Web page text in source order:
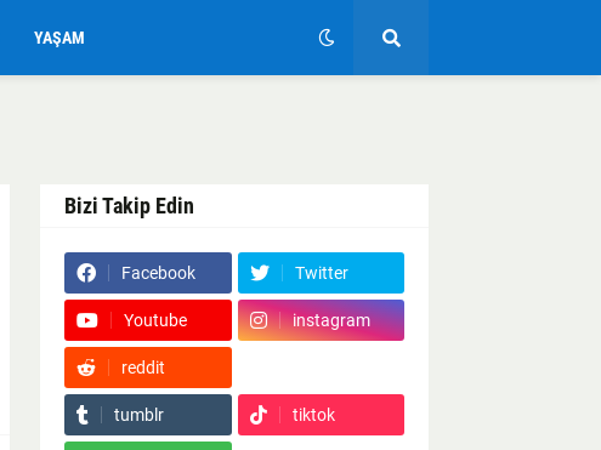
YAŞAM
Bizi Takip Edin
Facebook Twitter
Youtube instagram
reddit
tumblr tiktok